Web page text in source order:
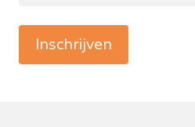
Inschrijven